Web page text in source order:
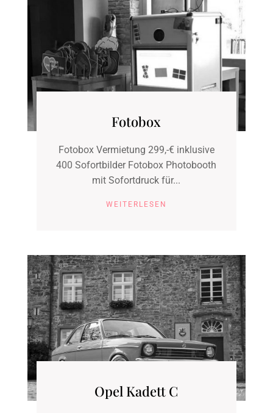
Fotobox
Fotobox Vermietung 299,-€ inklusive
400 Sofortbilder Fotobox Photobooth
mit Sofortdruck für...
WEITERLESEN
Opel Kadett C